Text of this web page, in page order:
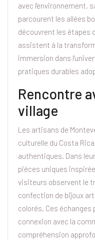
avec l'environnement,
parcourent les allées
découvrent les étapes
assistent à la
immersion dans
pratiques durables
Rencontre
village
Les artisans de
culturelle du Costa
authentiques. Dans
pièces uniques
visiteurs observent le
confection de bijoux
colorés. Ces
connexion avec la
compréhension